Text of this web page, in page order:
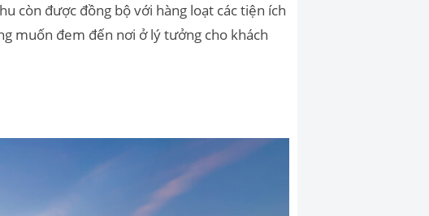
còn được đồng bộ với hàng loạt các tiện ích
muốn đem đến nơi ở lý tưởng cho khách